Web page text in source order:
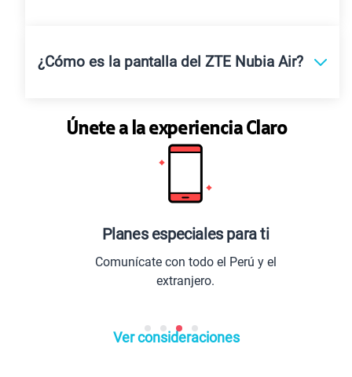
¿Cómo es la pantalla del ZTE Nubia Air?
Únete a la experiencia Claro
Planes especiales para ti
Comunícate con todo el Perú y el
extranjero.
Ver consideraciones